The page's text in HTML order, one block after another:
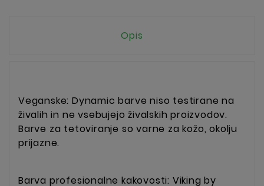
Opis
Veganske: Dynamic barve niso testirane na
živalih in ne vsebujejo živalskih proizvodov.
Barve za tetoviranje so varne za kožo, okolju
prijazne.
Barva profesionalne kakovosti: Viking by